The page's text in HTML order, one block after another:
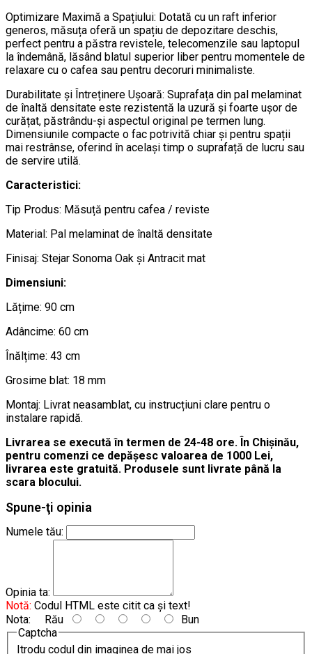
Optimizare Maximă a Spațiului: Dotată cu un raft inferior
generos, măsuța oferă un spațiu de depozitare deschis,
perfect pentru a păstra revistele, telecomenzile sau laptopul
la îndemână, lăsând blatul superior liber pentru momentele de
relaxare cu o cafea sau pentru decoruri minimaliste.
Durabilitate și Întreținere Ușoară: Suprafața din pal melaminat
de înaltă densitate este rezistentă la uzură și foarte ușor de
curățat, păstrându-și aspectul original pe termen lung.
Dimensiunile compacte o fac potrivită chiar și pentru spații
mai restrânse, oferind în același timp o suprafață de lucru sau
de servire utilă.
Caracteristici:
Tip Produs: Măsuță pentru cafea / reviste
Material: Pal melaminat de înaltă densitate
Finisaj: Stejar Sonoma Oak și Antracit mat
Dimensiuni:
Lățime: 90 cm
Adâncime: 60 cm
Înălțime: 43 cm
Grosime blat: 18 mm
Montaj: Livrat neasamblat, cu instrucțiuni clare pentru o
instalare rapidă.
Livrarea se execută în termen de 24-48 ore. În Chișinău,
pentru comenzi ce depășesc valoarea de 1000 Lei,
livrarea este gratuită. Produsele sunt livrate până la
scara blocului.
Spune-ţi opinia
Numele tău:
Opinia ta:
Notă: Codul HTML este citit ca şi text!
Nota: Rău
Bun
Captcha
Itrodu codul din imaginea de mai jos